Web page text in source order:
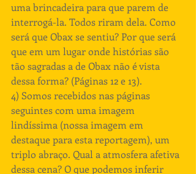
uma brincadeira para que parem de
interrogá-la. Todos riram dela. Como
será que Obax se sentiu? Por que será
que em um lugar onde histórias são
tão sagradas a de Obax não é vista
dessa forma? (Páginas 12 e 13).
4) Somos recebidos nas páginas
seguintes com uma imagem
lindíssima (nossa imagem em
destaque para esta reportagem), um
triplo abraço. Qual a atmosfera afetiva
dessa cena? O que podemos inferir